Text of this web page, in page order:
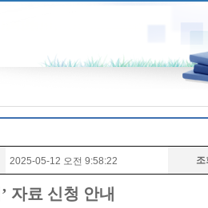
2025-05-12 오전 9:58:22 조
’ 자료 신청 안내